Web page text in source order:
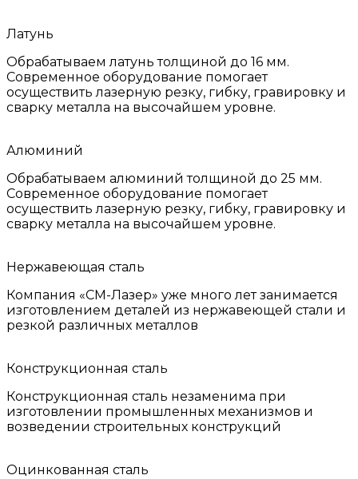
Латунь
Обрабатываем латунь толщиной до 16 мм.
Современное оборудование помогает
осуществить лазерную резку, гибку, гравировку и
сварку металла на высочайшем уровне.
Алюминий
Обрабатываем алюминий толщиной до 25 мм.
Современное оборудование помогает
осуществить лазерную резку, гибку, гравировку и
сварку металла на высочайшем уровне.
Нержавеющая сталь
Компания «СМ-Лазер» уже много лет занимается
изготовлением деталей из нержавеющей стали и
резкой различных металлов
Конструкционная сталь
Конструкционная сталь незаменима при
изготовлении промышленных механизмов и
возведении строительных конструкций
Оцинкованная сталь